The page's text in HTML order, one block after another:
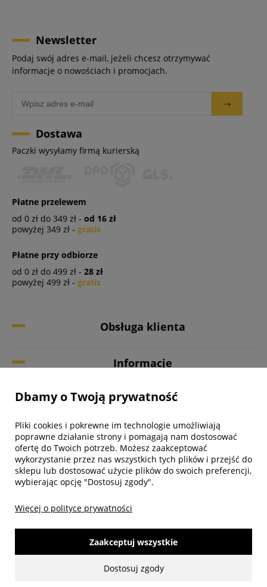
Newsletter
Podaj swój adres e-mail, jeżeli chcesz otrzymywać
informacje o nowościach i promocjach.
Dostawa
Paczki wysyłamy firmą kurierską
Płatne przelewem
od 0 zł do 349 zł - od 16 zł
powyżej 349 zł - gratis
Płatne przy odbiorze
od 0 zł do 499 zł - 28 zł
powyżej 499 zł - gratis
Obsługa klienta
Informacje
Twoje konto
Biuro obsługi klienta
Dbamy o Twoją prywatność
Pliki cookies i pokrewne im technologie umożliwiają
poprawne działanie strony i pomagają nam dostosować
ofertę do Twoich potrzeb. Możesz zaakceptować
wykorzystanie przez nas wszystkich tych plików i przejść do
sklepu lub dostosować użycie plików do swoich preferencji,
wybierając opcję "Dostosuj zgody".
Więcej o polityce prywatności
Dostosuj zgody
Zaakceptuj wszystkie